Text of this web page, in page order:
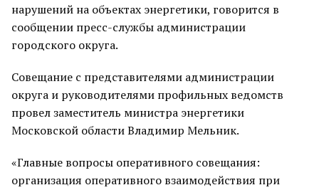
нарушений на объектах энергетики, говорится в
сообщении пресс-службы администрации
городского округа.
Совещание с представителями администрации
округа и руководителями профильных ведомств
провел заместитель министра энергетики
Московской области Владимир Мельник.
«Главные вопросы оперативного совещания:
организация оперативного взаимодействия при